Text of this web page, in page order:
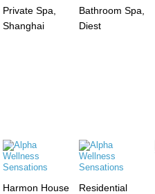
Private Spa,
Shanghai
Bathroom Spa,
Diest
Harmon House
Residential